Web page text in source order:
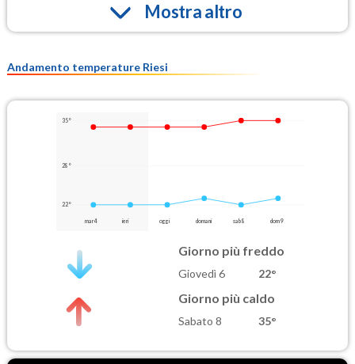
Mostra altro
Andamento temperature Riesi
35°
28°
22°
mar 4 ieri oggi domani sab 8 dom 9
Giorno più freddo
Giovedì 6 22°
Giorno più caldo
Sabato 8 35°